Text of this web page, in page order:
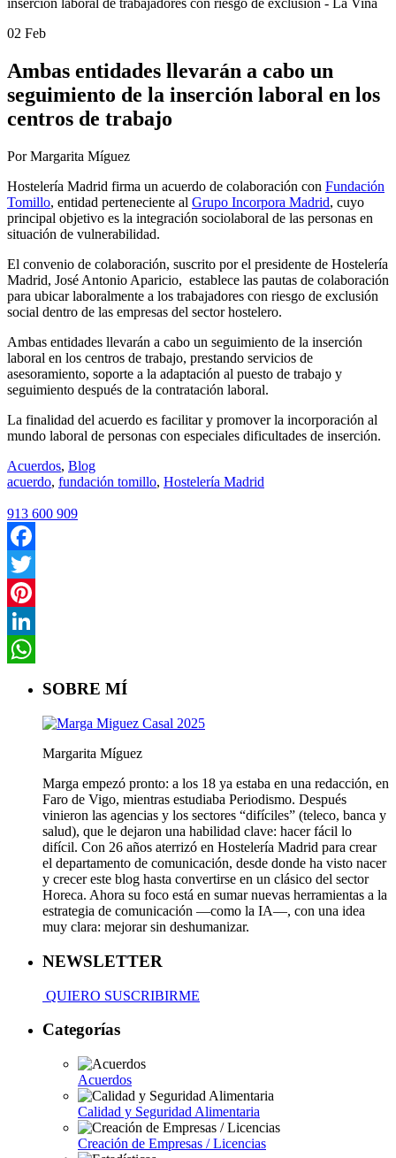
02 Feb
Ambas entidades llevarán a cabo un
seguimiento de la inserción laboral en los
centros de trabajo
Por Margarita Míguez
Hostelería Madrid firma un acuerdo de colaboración con Fundación
Tomillo, entidad perteneciente al Grupo Incorpora Madrid, cuyo
principal objetivo es la integración sociolaboral de las personas en
situación de vulnerabilidad.
El convenio de colaboración, suscrito por el presidente de Hostelería
Madrid, José Antonio Aparicio, establece las pautas de colaboración
para ubicar laboralmente a los trabajadores con riesgo de exclusión
social dentro de las empresas del sector hostelero.
Ambas entidades llevarán a cabo un seguimiento de la inserción
laboral en los centros de trabajo, prestando servicios de
asesoramiento, soporte a la adaptación al puesto de trabajo y
seguimiento después de la contratación laboral.
La finalidad del acuerdo es facilitar y promover la incorporación al
mundo laboral de personas con especiales dificultades de inserción.
Acuerdos, Blog
acuerdo, fundación tomillo, Hostelería Madrid
913 600 909
Facebook
Twitter
Pinterest
LinkedIn
SOBRE MÍ
Margarita Míguez
Marga empezó pronto: a los 18 ya estaba en una redacción, en
Faro de Vigo, mientras estudiaba Periodismo. Después
vinieron las agencias y los sectores “difíciles” (teleco, banca y
salud), que le dejaron una habilidad clave: hacer fácil lo
difícil. Con 26 años aterrizó en Hostelería Madrid para crear
el departamento de comunicación, desde donde ha visto nacer
y crecer este blog hasta convertirse en un clásico del sector
Horeca. Ahora su foco está en sumar nuevas herramientas a la
estrategia de comunicación —como la IA—, con una idea
muy clara: mejorar sin deshumanizar.
NEWSLETTER
QUIERO SUSCRIBIRME
Categorías
Acuerdos
Calidad y Seguridad Alimentaria
Creación de Empresas / Licencias